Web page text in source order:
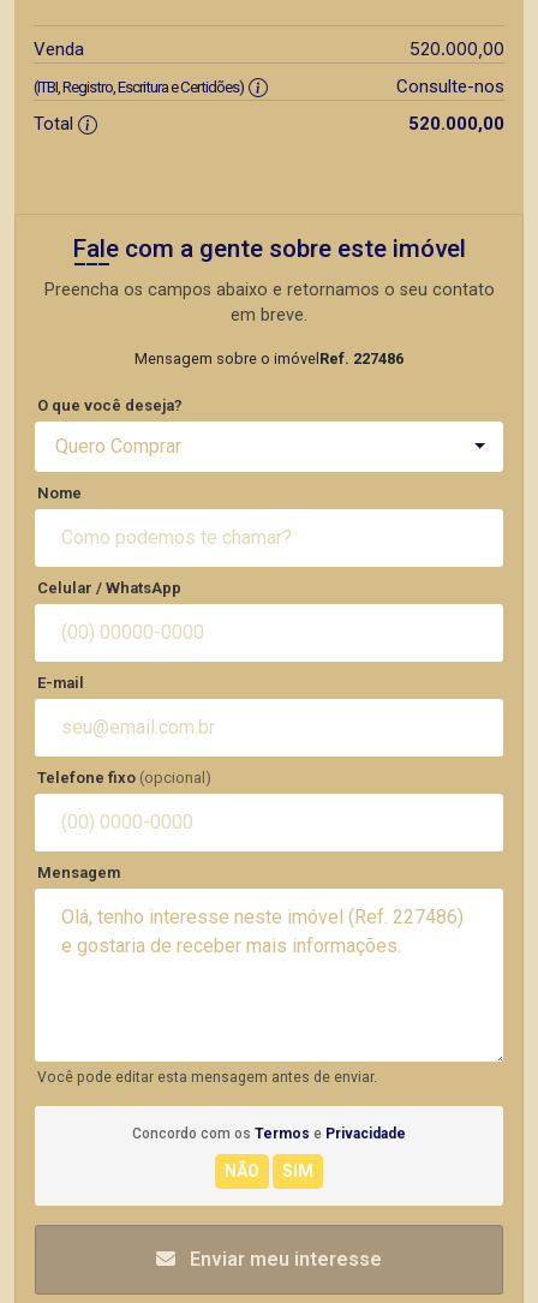
Venda 520.000,00
(ITBI, Registro, Escritura e Certidões)
Consulte-nos
Total
520.000,00
Fale com a gente sobre este imóvel
Preencha os campos abaixo e retornamos o seu contato
em breve.
Mensagem sobre o imóvel Ref. 227486
O que você deseja?
Quero Comprar
Nome
Celular / WhatsApp
E-mail
Telefone fixo (opcional)
Mensagem
Você pode editar esta mensagem antes de enviar.
Concordo com os Termos e Privacidade
Enviar meu interesse